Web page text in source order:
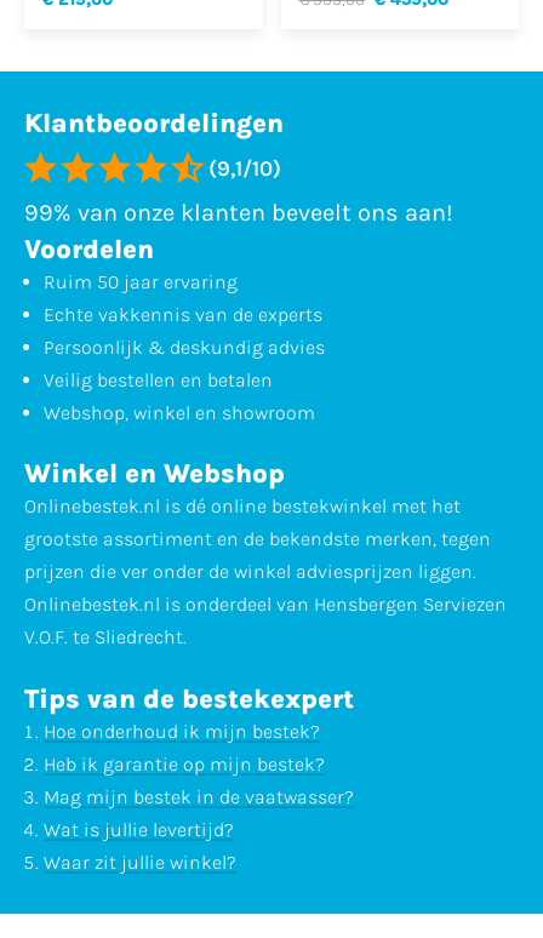
Klantbeoordelingen
(9,1/10)
99% van onze klanten beveelt ons aan!
Voordelen
Ruim 50 jaar ervaring
Echte vakkennis van de experts
Persoonlijk & deskundig advies
Veilig bestellen en betalen
Webshop, winkel en showroom
Winkel en Webshop
Onlinebestek.nl is dé online bestekwinkel met het
grootste assortiment en de bekendste merken, tegen
prijzen die ver onder de winkel adviesprijzen liggen.
Onlinebestek.nl is onderdeel van Hensbergen Serviezen
V.O.F. te Sliedrecht.
Tips van de bestekexpert
Hoe onderhoud ik mijn bestek?
Heb ik garantie op mijn bestek?
Mag mijn bestek in de vaatwasser?
Wat is jullie levertijd?
Waar zit jullie winkel?